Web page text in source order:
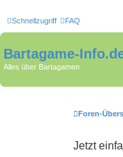
Schnellzugriff FAQ
Bartagame-
Alles über Bartagamen
Foren-
Jetzt